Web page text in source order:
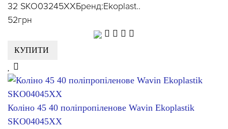
32 SKO03245XXБренд:Ekoplast..
52грн
КУПИТИ
Коліно 45 40 поліпропіленове Wavin Ekoplastik
SKO04045XX